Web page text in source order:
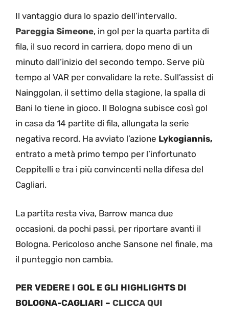
Il vantaggio dura lo spazio dell’intervallo.
Pareggia Simeone, in gol per la quarta partita di
fila, il suo record in carriera, dopo meno di un
minuto dall’inizio del secondo tempo. Serve più
tempo al VAR per convalidare la rete. Sull’assist di
Nainggolan, il settimo della stagione, la spalla di
Bani lo tiene in gioco. Il Bologna subisce così gol
in casa da 14 partite di fila, allungata la serie
negativa record. Ha avviato l’azione Lykogiannis,
entrato a metà primo tempo per l’infortunato
Ceppitelli e tra i più convincenti nella difesa del
Cagliari.
La partita resta viva, Barrow manca due
occasioni, da pochi passi, per riportare avanti il
Bologna. Pericoloso anche Sansone nel finale, ma
il punteggio non cambia.
PER VEDERE I GOL E GLI HIGHLIGHTS DI
BOLOGNA-CAGLIARI – CLICCA QUI